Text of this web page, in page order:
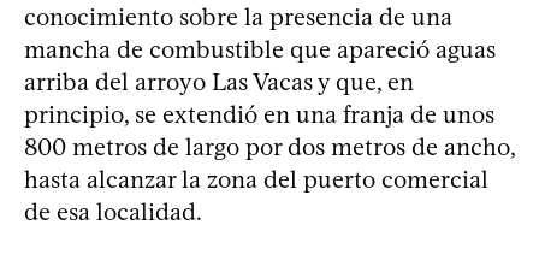
conocimiento sobre la presencia de una
mancha de combustible que apareció aguas
arriba del arroyo Las Vacas y que, en
principio, se extendió en una franja de unos
800 metros de largo por dos metros de ancho,
hasta alcanzar la zona del puerto comercial
de esa localidad.